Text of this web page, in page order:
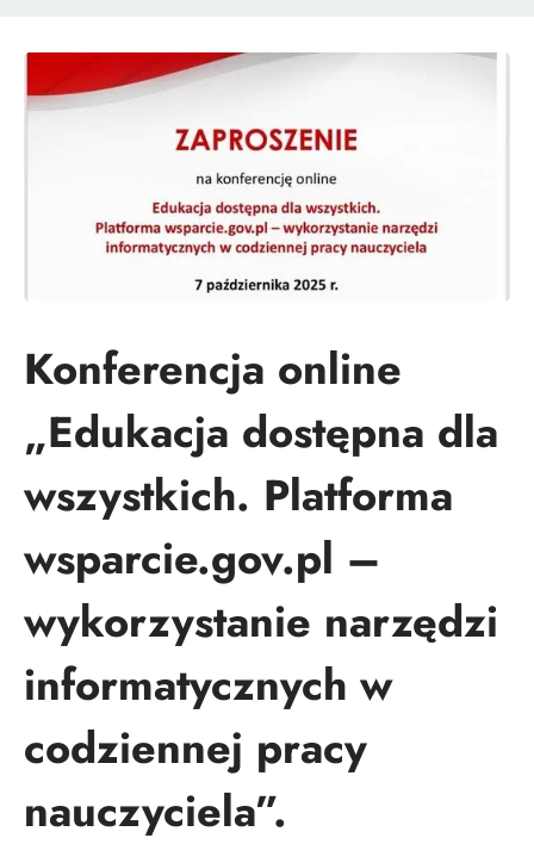
Konferencja online
„Edukacja dostępna dla
wszystkich. Platforma
wsparcie.gov.pl –
wykorzystanie narzędzi
informatycznych w
codziennej pracy
nauczyciela”.